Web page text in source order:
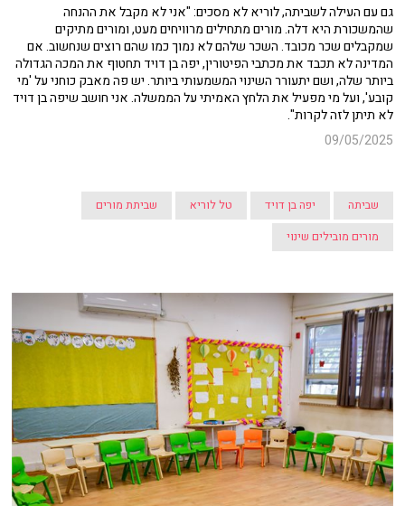
גם עם העילה לשביתה, לוריא לא מסכים: "אני לא מקבל את ההנחה
שהמשכורת היא דלה. מורים מתחילים מרוויחים מעט, ומורים מתיקים
שמקבלים שכר מכובד. השכר שלהם לא נמוך כמו שהם רוצים שנחשוב. אם
המדינה לא תכבד את מכתבי הפיטורין, יפה בן דויד תחטוף את המכה הגדולה
ביותר שלה, ושם יתעורר השינוי המשמעותי ביותר. יש פה מאבק כוחני על 'מי
קובע', ועל מי מפעיל את הלחץ האמיתי על הממשלה. אני חושב שיפה בן דויד
לא תיתן לזה לקרות".
09/05/2025
שביתה יפה בן דויד טל לוריא
שביתת מורים
מורים מובילים שינוי